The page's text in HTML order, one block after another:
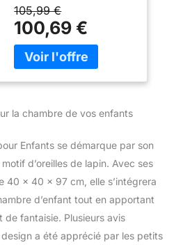
Chambre d'enfants,
Blanche,
KR036ws02
peut se pivoter en
douceur. La base large
de 50 cm apporte une
grande stabilité et une
La forme adorable de
stimule l'intérêt des
enfants pour l'auto-
organisation. Avec 1
plateau ouvert et 4
niveaux compartimentés,
la bibliothèque pour
enfant permet un
105,99 €
100,69 €
la chambre de vos enfants
Enfants se démarque par son
d’oreilles de lapin. Avec ses
40 x 40 x 97 cm, elle s’intégrera
d’enfant tout en apportant
fantaisie. Plusieurs avis
a été apprécié par les petits